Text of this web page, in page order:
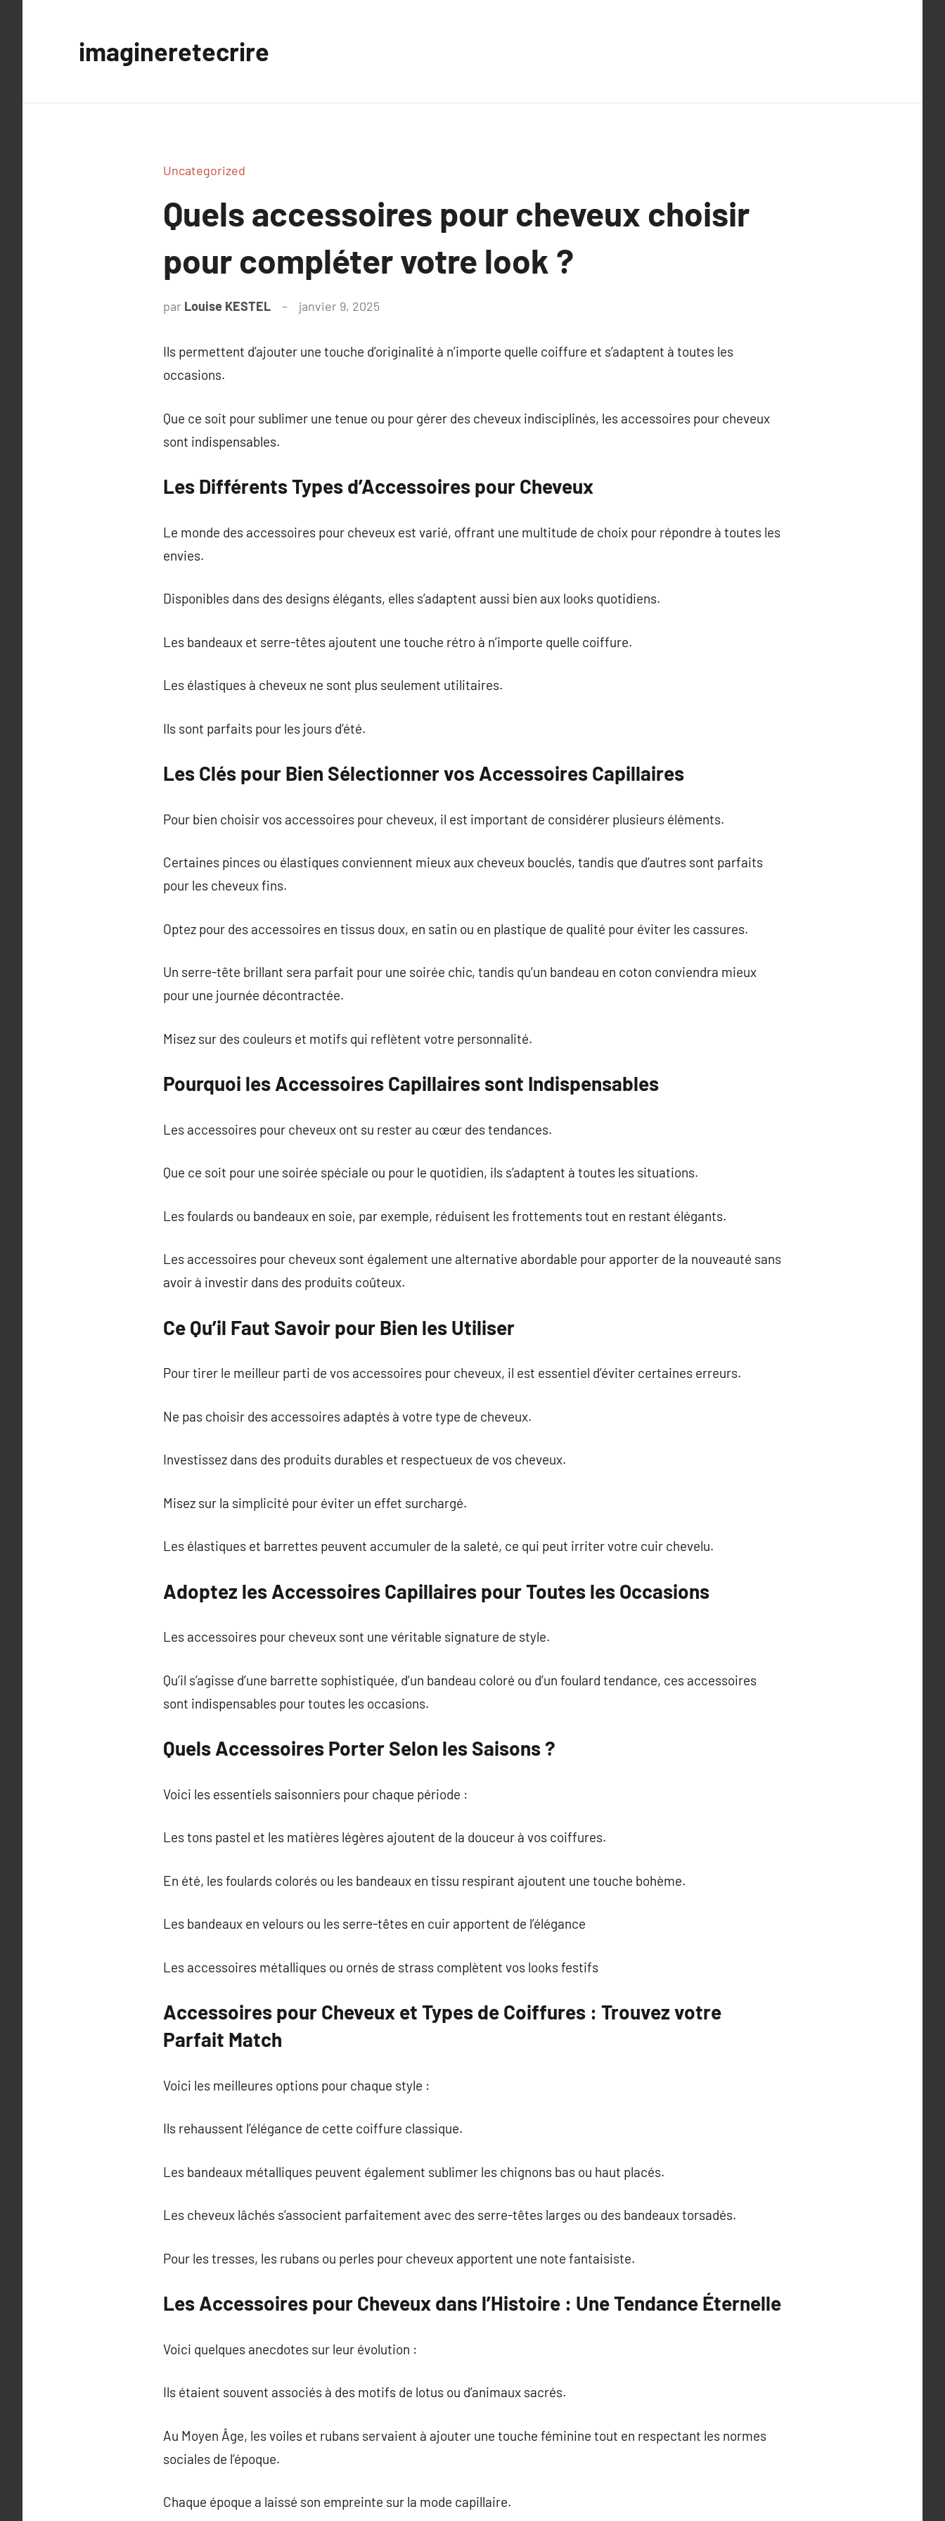
imagineretecrire
Uncategorized
Quels accessoires pour cheveux choisir
pour compléter votre look ?
par Louise KESTEL janvier 9, 2025
Ils permettent d’ajouter une touche d’originalité à n’importe quelle coiffure et s’adaptent à toutes les
occasions.
Que ce soit pour sublimer une tenue ou pour gérer des cheveux indisciplinés, les accessoires pour cheveux
sont indispensables.
Les Différents Types d’Accessoires pour Cheveux
Le monde des accessoires pour cheveux est varié, offrant une multitude de choix pour répondre à toutes les
envies.
Disponibles dans des designs élégants, elles s’adaptent aussi bien aux looks quotidiens.
Les bandeaux et serre-têtes ajoutent une touche rétro à n’importe quelle coiffure.
Les élastiques à cheveux ne sont plus seulement utilitaires.
Ils sont parfaits pour les jours d’été.
Les Clés pour Bien Sélectionner vos Accessoires Capillaires
Pour bien choisir vos accessoires pour cheveux, il est important de considérer plusieurs éléments.
Certaines pinces ou élastiques conviennent mieux aux cheveux bouclés, tandis que d’autres sont parfaits
pour les cheveux fins.
Optez pour des accessoires en tissus doux, en satin ou en plastique de qualité pour éviter les cassures.
Un serre-tête brillant sera parfait pour une soirée chic, tandis qu’un bandeau en coton conviendra mieux
pour une journée décontractée.
Misez sur des couleurs et motifs qui reflètent votre personnalité.
Pourquoi les Accessoires Capillaires sont Indispensables
Les accessoires pour cheveux ont su rester au cœur des tendances.
Que ce soit pour une soirée spéciale ou pour le quotidien, ils s’adaptent à toutes les situations.
Les foulards ou bandeaux en soie, par exemple, réduisent les frottements tout en restant élégants.
Les accessoires pour cheveux sont également une alternative abordable pour apporter de la nouveauté sans
avoir à investir dans des produits coûteux.
Ce Qu’il Faut Savoir pour Bien les Utiliser
Pour tirer le meilleur parti de vos accessoires pour cheveux, il est essentiel d’éviter certaines erreurs.
Ne pas choisir des accessoires adaptés à votre type de cheveux.
Investissez dans des produits durables et respectueux de vos cheveux.
Misez sur la simplicité pour éviter un effet surchargé.
Les élastiques et barrettes peuvent accumuler de la saleté, ce qui peut irriter votre cuir chevelu.
Adoptez les Accessoires Capillaires pour Toutes les Occasions
Les accessoires pour cheveux sont une véritable signature de style.
Qu’il s’agisse d’une barrette sophistiquée, d’un bandeau coloré ou d’un foulard tendance, ces accessoires
sont indispensables pour toutes les occasions.
Quels Accessoires Porter Selon les Saisons ?
Voici les essentiels saisonniers pour chaque période :
Les tons pastel et les matières légères ajoutent de la douceur à vos coiffures.
En été, les foulards colorés ou les bandeaux en tissu respirant ajoutent une touche bohème.
Les bandeaux en velours ou les serre-têtes en cuir apportent de l’élégance
Les accessoires métalliques ou ornés de strass complètent vos looks festifs
Accessoires pour Cheveux et Types de Coiffures : Trouvez votre
Parfait Match
Voici les meilleures options pour chaque style :
Ils rehaussent l’élégance de cette coiffure classique.
Les bandeaux métalliques peuvent également sublimer les chignons bas ou haut placés.
Les cheveux lâchés s’associent parfaitement avec des serre-têtes larges ou des bandeaux torsadés.
Pour les tresses, les rubans ou perles pour cheveux apportent une note fantaisiste.
Les Accessoires pour Cheveux dans l’Histoire : Une Tendance Éternelle
Voici quelques anecdotes sur leur évolution :
Ils étaient souvent associés à des motifs de lotus ou d’animaux sacrés.
Au Moyen Âge, les voiles et rubans servaient à ajouter une touche féminine tout en respectant les normes
sociales de l’époque.
Chaque époque a laissé son empreinte sur la mode capillaire.